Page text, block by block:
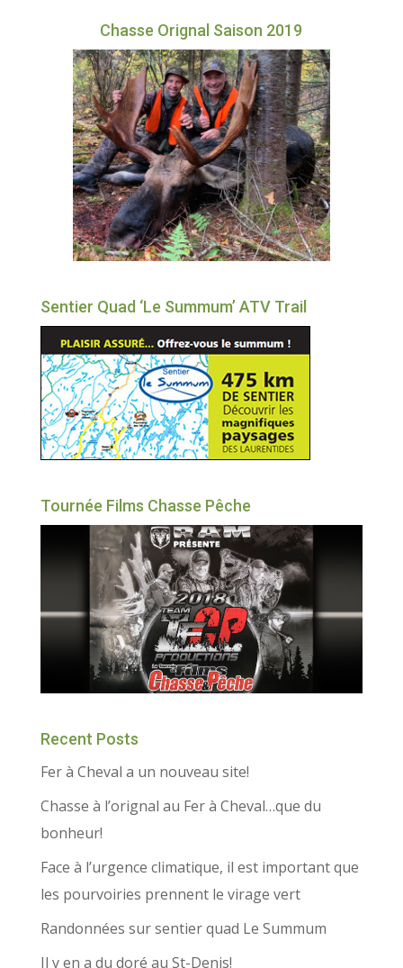
Chasse Orignal Saison 2019
Sentier Quad ‘Le Summum’ ATV Trail
Tournée Films Chasse Pêche
Recent Posts
Fer à Cheval a un nouveau site!
Chasse à l’orignal au Fer à Cheval…que du
bonheur!
Face à l’urgence climatique, il est important que
les pourvoiries prennent le virage vert
Randonnées sur sentier quad Le Summum
Il y en a du doré au St-Denis!